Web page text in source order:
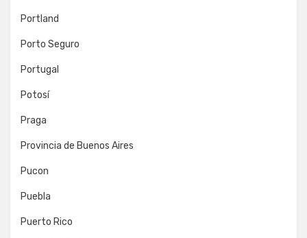
Portland
Porto Seguro
Portugal
Potosí
Praga
Provincia de Buenos Aires
Pucon
Puebla
Puerto Rico